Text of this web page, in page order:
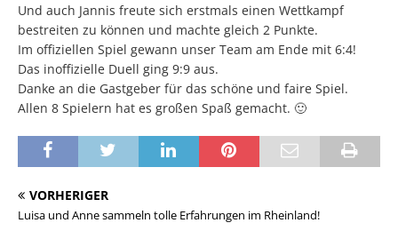
Und auch Jannis freute sich erstmals einen Wettkampf
bestreiten zu können und machte gleich 2 Punkte.
Im offiziellen Spiel gewann unser Team am Ende mit 6:4!
Das inoffizielle Duell ging 9:9 aus.
Danke an die Gastgeber für das schöne und faire Spiel.
Allen 8 Spielern hat es großen Spaß gemacht. 🙂
VORHERIGER
Luisa und Anne sammeln tolle Erfahrungen im Rheinland!